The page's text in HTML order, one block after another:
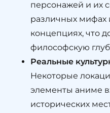
персонажей и их
различных мифах
концепциях, что
философскую
Реальные
Некоторые
элементы аниме
исторических